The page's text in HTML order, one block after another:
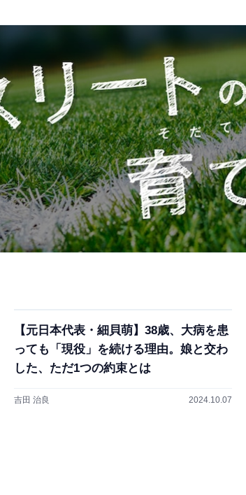
【元日本代表・細貝萌】38歳、大病を患
っても「現役」を続ける理由。娘と交わ
した、ただ1つの約束とは
吉田 治良 2024.10.07